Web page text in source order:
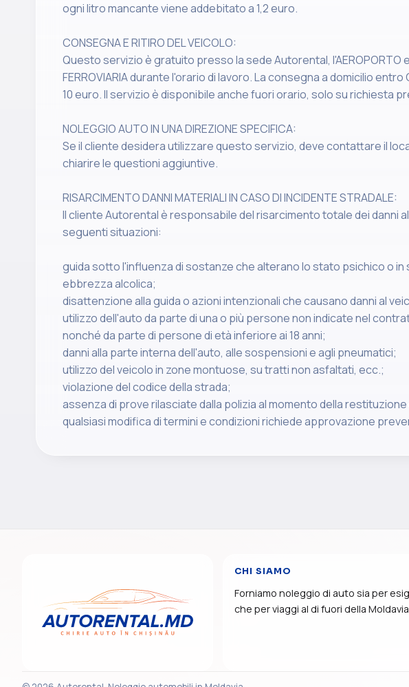
ogni litro mancante viene addebitato a 1,2 euro.
CONSEGNA E RITIRO DEL VEICOLO:
Questo servizio è gratuito presso la sede Autorental, l'AEROPORTO e
FERROVIARIA durante l'orario di lavoro. La consegna a domicilio
10 euro. Il servizio è disponibile anche fuori orario, solo su richiesta
NOLEGGIO AUTO IN UNA DIREZIONE SPECIFICA:
Se il cliente desidera utilizzare questo servizio, deve contattare il
chiarire le questioni aggiuntive.
RISARCIMENTO DANNI MATERIALI IN CASO DI INCIDENTE STRADALE:
Il cliente Autorental è responsabile del risarcimento totale dei danni
seguenti situazioni:
guida sotto l'influenza di sostanze che alterano lo stato psichico o in
ebbrezza alcolica;
disattenzione alla guida o azioni intenzionali che causano danni al
utilizzo dell'auto da parte di una o più persone non indicate nel
nonché da parte di persone di età inferiore ai 18 anni;
danni alla parte interna dell'auto, alle sospensioni e agli pneumatici;
utilizzo del veicolo in zone montuose, su tratti non asfaltati, ecc.;
violazione del codice della strada;
assenza di prove rilasciate dalla polizia al momento della
qualsiasi modifica di termini e condizioni richiede approvazione
CHI SIAMO
Forniamo noleggio di auto sia per
che per viaggi al di fuori della